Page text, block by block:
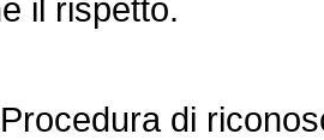
il rispetto.
Procedura di